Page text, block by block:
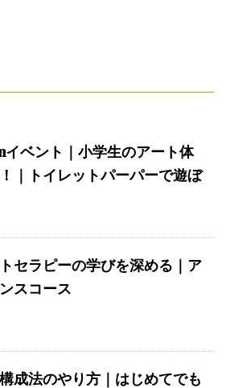
イベント｜小学生のアート体
｜トイレットパーパーで遊ぼ
セラピーの学びを深める｜ア
スコース
成法のやり方｜はじめてでも